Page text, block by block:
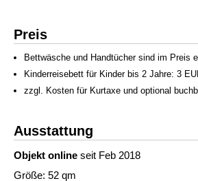
Preis
Bettwäsche und Handtücher sind im Preis
Kinderreisebett für Kinder bis 2 Jahre: 3
zzgl. Kosten für Kurtaxe und optional
Ausstattung
Objekt online seit Feb 2018
Größe: 52 qm